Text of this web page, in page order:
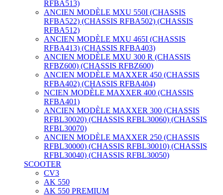
RFBA513)
ANCIEN MODÈLE MXU 550I (CHASSIS
RFBA522) (CHASSIS RFBA502) (CHASSIS
RFBA512)
ANCIEN MODÈLE MXU 465I (CHASSIS
RFBA413) (CHASSIS RFBA403)
ANCIEN MODÈLE MXU 300 R (CHASSIS
RFBZ600) (CHASSIS RFBZ600)
ANCIEN MODÈLE MAXXER 450 (CHASSIS
RFBA402) (CHASSIS RFBA404)
NCIEN MODÈLE MAXXER 400 (CHASSIS
RFBA401)
ANCIEN MODÈLE MAXXER 300 (CHASSIS
RFBL30020) (CHASSIS RFBL30060) (CHASSIS
RFBL30070)
ANCIEN MODÈLE MAXXER 250 (CHASSIS
RFBL30000) (CHASSIS RFBL30010) (CHASSIS
RFBL30040) (CHASSIS RFBL30050)
SCOOTER
CV3
AK 550
AK 550 PREMIUM